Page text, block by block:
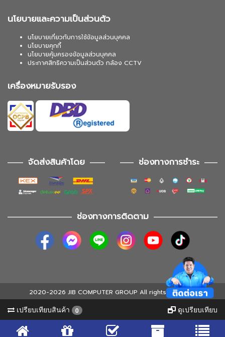
นโยบายและความเป็นส่วนตัว
นโยบายเกี่ยวกับการใช้ข้อมูลส่วนบุคคล
นโยบายคุกกี้
นโยบายคุ้มครองข้อมูลส่วนบุคคล
ประกาศสิทธิความเป็นส่วนตัว กล้อง CCTV
เครื่องหมายรับรอง
จัดส่งสินค้าโดย ช่องทางการชำระ
ช่องทางการติดตาม
2020-2026 JIB COMPUTER GROUP All rights reserved
เปรียบเทียบสินค้า 0 ดูเปรียบเทียบ